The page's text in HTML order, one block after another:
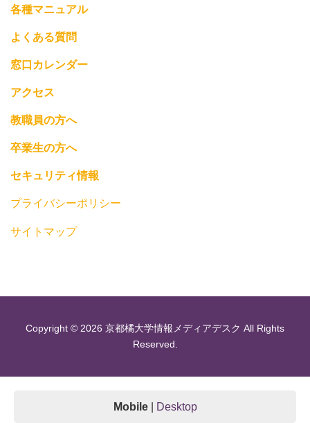
各種マニュアル
よくある質問
窓口カレンダー
アクセス
教職員の方へ
卒業生の方へ
セキュリティ情報
プライバシーポリシー
サイトマップ
Copyright © 2026 京都橘大学情報メディアデスク All Rights
Reserved.
Mobile| Desktop